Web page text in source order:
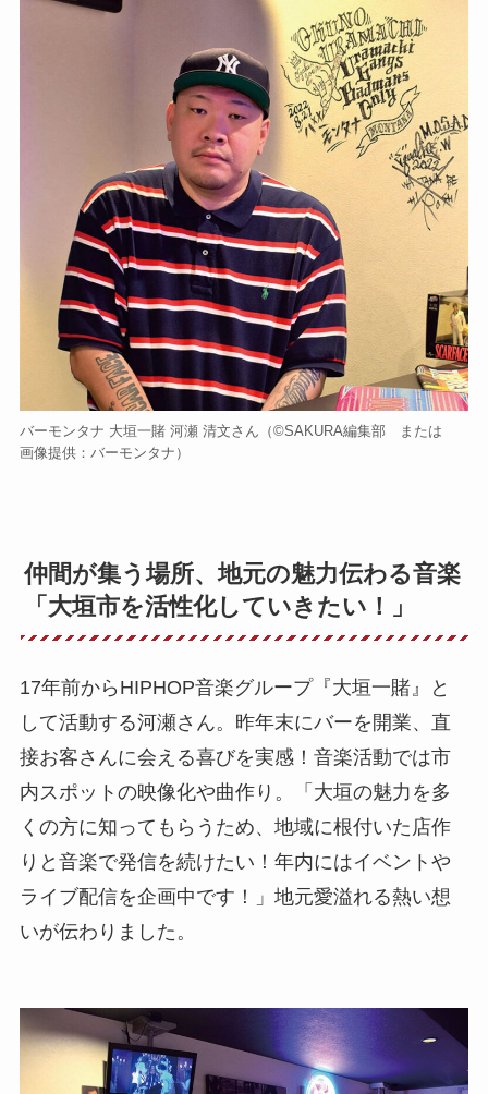
バーモンタナ 大垣一賭 河瀬 清文さん（©️SAKURA編集部 または
画像提供：バーモンタナ）
仲間が集う場所、地元の魅力伝わる音楽
「大垣市を活性化していきたい！」
17年前からHIPHOP音楽グループ『大垣一賭』と
して活動する河瀬さん。昨年末にバーを開業、直
接お客さんに会える喜びを実感！音楽活動では市
内スポットの映像化や曲作り。「大垣の魅力を多
くの方に知ってもらうため、地域に根付いた店作
りと音楽で発信を続けたい！年内にはイベントや
ライブ配信を企画中です！」地元愛溢れる熱い想
いが伝わりました。